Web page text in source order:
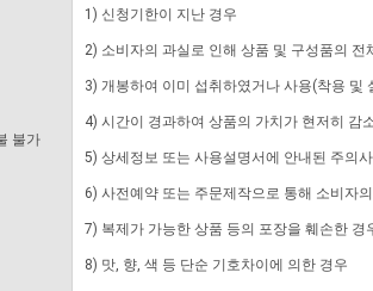
불가
1) 신청기한이 지난 경우
2) 소비자의 과실로 인해 상품 및 구성품의
3) 개봉하여 이미 섭취하였거나 사용(착용 및
4) 시간이 경과하여 상품의 가치가 현저히 감
5) 상세정보 또는 사용설명서에 안내된 주의
6) 사전예약 또는 주문제작으로 통해 소비자
7) 복제가 가능한 상품 등의 포장을 훼손한 경
8) 맛, 향, 색 등 단순 기호차이에 의한 경우